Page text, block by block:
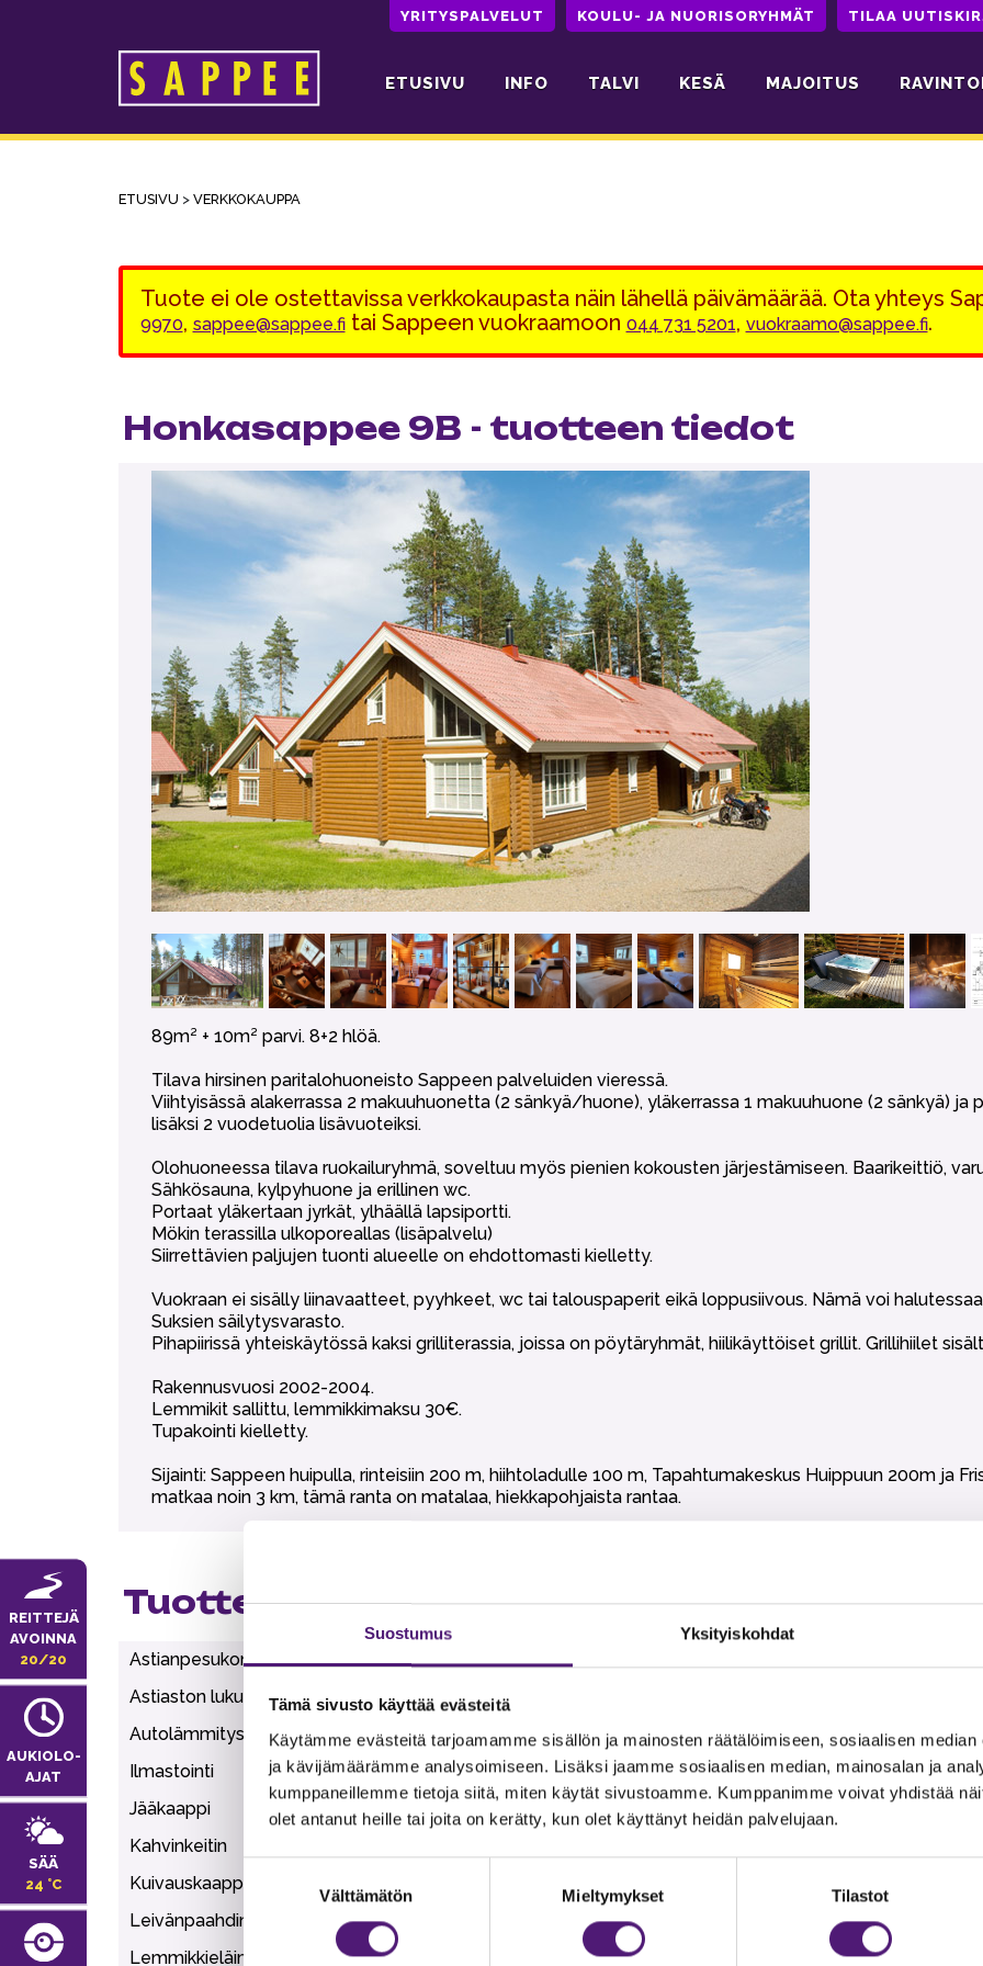
Suostumus Yksityiskohdat
Tämä sivusto käyttää evästeitä
Käytämme evästeitä tarjoamamme sisällön ja mainosten räätälöimiseen, sosiaalisen
ja kävijämäärämme analysoimiseen. Lisäksi jaamme sosiaalisen median, mainosalan ja
kumppaneillemme tietoja siitä, miten käytät sivustoamme. Kumppanimme voivat yhdistää
olet antanut heille tai joita on kerätty, kun olet käyttänyt heidän palvelujaan.
Välttämätön Mieltymykset Tilastot
YRITYSPALVELUT KOULU- JA NUORISORYHMÄT TILAA
Päävalikko ETUSIVU INFO TALVI KESÄ MAJOITUS
REITTEJÄ
AVOINNA
20/20
AUKIOLO­
AJAT
SÄÄ
24 °C
ETUSIVU > VERKKOKAUPPA
Tuote ei ole ostettavissa verkkokaupasta näin lähellä päivämäärää. Ota yhteys
9970, sappee@sappee.fitai Sappeen vuokraamoon 044 731 5201, vuokraamo@sappee.fi.
Honkasappee 9B - tuotteen tiedot
89m² + 10m² parvi. 8+2 hlöä.
Tilava hirsinen paritalohuoneisto Sappeen palveluiden vieressä.
Viihtyisässä alakerrassa 2 makuuhuonetta (2 sänkyä/huone), yläkerrassa 1 makuuhuone (2 sänkyä) ja
lisäksi 2 vuodetuolia lisävuoteiksi.
Olohuoneessa tilava ruokailuryhmä, soveltuu myös pienien kokousten järjestämiseen. Baarikeittiö,
Sähkösauna, kylpyhuone ja erillinen wc.
Portaat yläkertaan jyrkät, ylhäällä lapsiportti.
Mökin terassilla ulkoporeallas (lisäpalvelu)
Siirrettävien paljujen tuonti alueelle on ehdottomasti kielletty.
Vuokraan ei sisälly liinavaatteet, pyyhkeet, wc tai talouspaperit eikä loppusiivous. Nämä voi
Suksien säilytysvarasto.
Pihapiirissä yhteiskäytössä kaksi grilliterassia, joissa on pöytäryhmät, hiilikäyttöiset grillit. Grillihiilet
Rakennusvuosi 2002-2004.
Lemmikit sallittu, lemmikkimaksu 30€.
Tupakointi kielletty.
Sijainti: Sappeen huipulla, rinteisiin 200 m, hiihtoladulle 100 m, Tapahtumakeskus Huippuun 200m ja
matkaa noin 3 km, tämä ranta on matalaa, hiekkapohjaista rantaa.
Tuotteen lisätiedot
Astianpesukone
1
Astiaston lukumäärä
10
Autolämmityspaikka
1
Ilmastointi
1
Jääkaappi
1
Kahvinkeitin
Kuivauskaappi
Leivänpaahdin
Lemmikkieläimet sallittu